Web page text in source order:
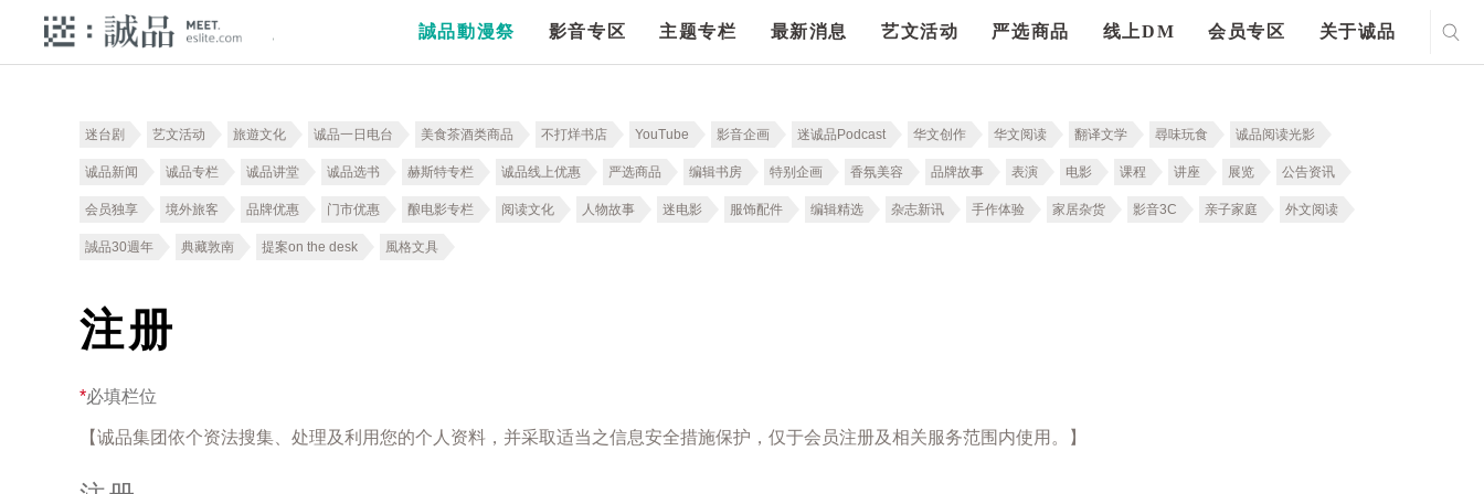
誠品動漫祭 影音专区 主题专栏 最新消息 艺文活动 严选商品 线上DM 会员专区 关于诚品
迷台剧 艺文活动 旅遊文化 诚品一日电台 美食茶酒类商品 不打烊书店 YouTube 影音企画 迷诚品Podcast 华文创作 华文阅读 翻译文学 尋味玩食 诚品阅读光影
诚品新闻 诚品专栏 诚品讲堂 诚品选书 赫斯特专栏 诚品线上优惠 严选商品 编辑书房 特别企画 香氛美容 品牌故事 表演 电影 课程 讲座 展览 公告资讯
会员独享 境外旅客 品牌优惠 门市优惠 酿电影专栏 阅读文化 人物故事 迷电影 服饰配件 编辑精选 杂志新讯 手作体验 家居杂货 影音3C 亲子家庭 外文阅读
誠品30週年 典藏敦南 提案on the desk 風格文具
注册
*必填栏位
【诚品集团依个资法搜集、处理及利用您的个人资料，并采取适当之信息安全措施保护，仅于会员注册及相关服务范围内使用。】